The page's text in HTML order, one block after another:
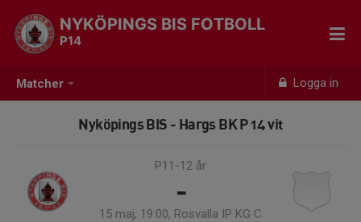
Matcher Logga in
NYKÖPINGS BIS FOTBOLL
P14
Nyköpings BIS - Hargs BK P 14 vit
P11-12 år
-
15 maj, 19:00, Rosvalla IP KG C